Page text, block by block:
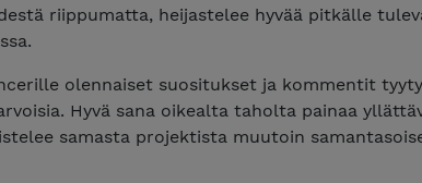
riippumatta, heijastelee hyvää pitkälle
olennaiset suositukset ja kommentit
Hyvä sana oikealta taholta painaa
samasta projektista muutoin